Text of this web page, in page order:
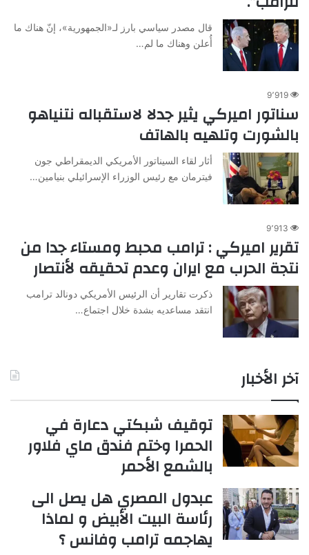
قال مصدر سياسي بارز لـ«الجمهورية»، إنّ هناك ما
أُعلن وهناك ما لم…
9٬919
سناتور اميركي يثير جدلا لاستقباله نتنياهو
بالشورت وتلهيه بالهاتف
أثار لقاء السيناتور الأمريكي الديمقراطي جون
فيترمان مع رئيس الوزراء الإسرائيلي بنيامين…
9٬913
تقرير اميركي : ترامب محبط ومستاء جدا من
نتجة الحرب مع ايران وعدم تحقيقه لأنتصار
ذكرت تقارير أن الرئيس الأمريكي دونالد ترامب
انتقد مساعديه بشدة خلال اجتماع…
آخر الأخبار
توقيف شبكتي دعارة في
الحمرا وختم فندق ماي فلاور
بالشمع الأحمر
عبدول المصري هل يصل الى
رئاسة البيت الأبيض و لماذا
يهاجمه ترامب وفانس ؟